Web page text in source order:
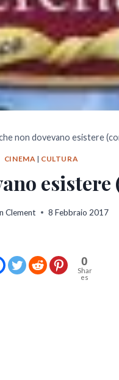
non dovevano esistere
CINEMA| CULTURA
Clement 8 Febbraio 2017
0
Shar
es